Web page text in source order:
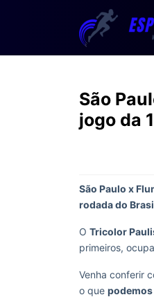
São
jogo da
São Paulo x
rodada do
O Tricolor
primeiros,
Venha conferir
o que